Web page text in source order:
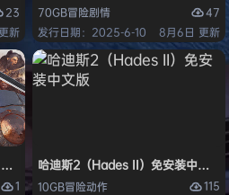
23
新
70GB冒险剧情
47
发行日期：2025-6-10
8月6日 更新
安装中文版
1
哈迪斯2（Hades II）免安装中文版
10GB冒险动作
115